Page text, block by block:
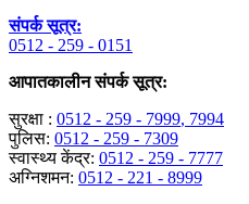
संपर्क सूत्र:
0512 - 259 - 0151
आपातकालीन संपर्क सूत्र:
सुरक्षा : 0512 - 259 - 7999, 7994
पुलिस: 0512 - 259 - 7309
स्वास्थ्य केंद्र: 0512 - 259 - 7777
अग्निशमन: 0512 - 221 - 8999